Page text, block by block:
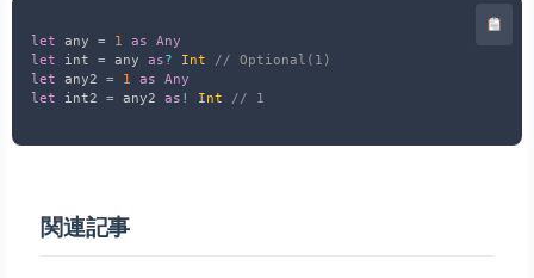
let any = 1 as
Any
let int = any as? Int
// Optional(1)
let any2 = 1 as
Any
let int2 = any2 as ! Int // 1
関連記事